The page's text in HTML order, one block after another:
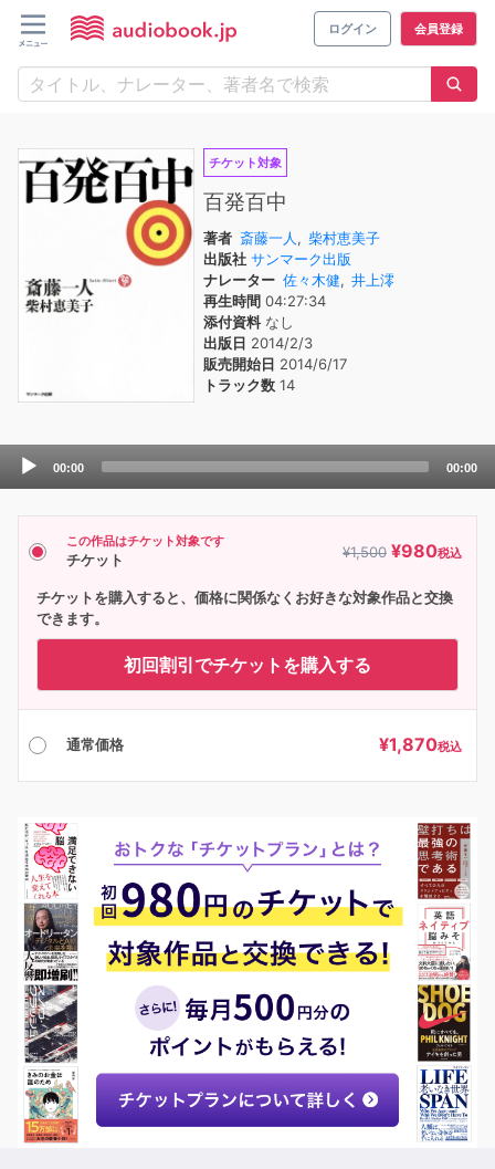
ログイン 会員登録
チケット対象
百発百中
著者 斎藤一人 , 柴村恵美子
出版社 サンマーク出版
ナレーター 佐々木健, 井上澪
再生時間 04:27:34
添付資料なし
出版日 2014/2/3
販売開始日 2014/6/17
トラック数 14
Audio
00:00 00:00
この作品はチケット対象です
チケット ¥1,500 ¥980税込
チケットを購入すると、価格に関係なくお好きな対象作品と交換
できます。
初回割引でチケットを購入する
通常価格 ¥1,870税込